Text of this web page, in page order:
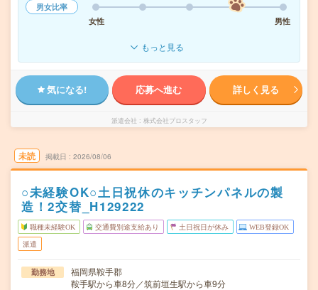
男女比率
女性
男性
もっと見る
気になる! 応募へ進む 詳しく見る
派遣会社 株式会社プロスタッフ
未読 掲載日 2026/08/06
○未経験OK○土日祝休のキッチンパネルの製
造！2交替_H129222
職種未経験OK 交通費別途支給あり 土日祝日が休み WEB登録OK
派遣
勤務地
福岡県鞍手郡
鞍手駅から車8分／筑前垣生駅から車9分